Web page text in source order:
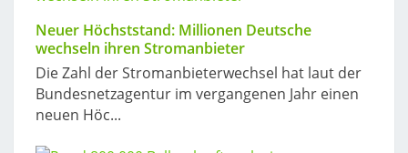
Neuer Höchststand: Millionen Deutsche
wechseln ihren Stromanbieter
Die Zahl der Stromanbieterwechsel hat laut der
Bundesnetzagentur im vergangenen Jahr einen
neuen Höc...